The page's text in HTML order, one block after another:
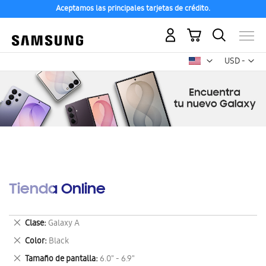
Aceptamos las principales tarjetas de crédito.
USD -
dólar
Mi carrito
Tienda Online
Clase Galaxy A
Eliminar
este
artículo
Color Black
Eliminar
este
Tamaño de pantalla 6.0" - 6.9"
Eliminar